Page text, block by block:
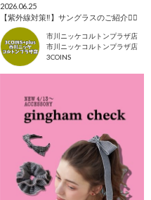
2026.06.25
【紫外線対策‼️】サングラスのご紹介✌🏻
市川ニッケコルトンプラザ店
市川ニッケコルトンプラザ店
3COINS